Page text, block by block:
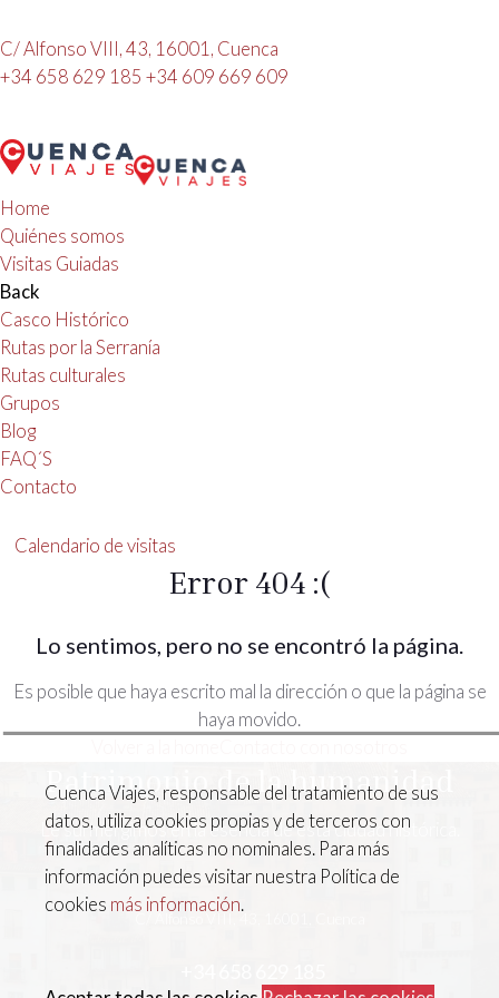
C/ Alfonso VIII, 43, 16001, Cuenca
+34 658 629 185 +34 609 669 609
Home
Quiénes somos
Visitas Guiadas
Back
Casco Histórico
Rutas por la Serranía
Rutas culturales
Grupos
Blog
FAQ´S
Contacto
Calendario de visitas
Error 404 :(
Lo sentimos, pero no se encontró la página.
Es posible que haya escrito mal la dirección o que la página se
haya movido.
Patrimonio de la humanidad
Le surmergimos en la esencia de esta ciudad histórica.
Cuenca Viajes, responsable del tratamiento de sus
datos, utiliza cookies propias y de terceros con
finalidades analíticas no nominales. Para más
información puedes visitar nuestra Política de
cookies más información.